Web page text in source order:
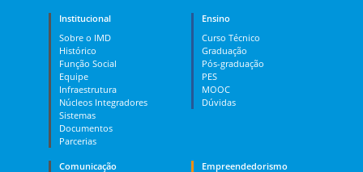
Institucional
Sobre o IMD
Histórico
Função Social
Equipe
Infraestrutura
Núcleos Integradores
Sistemas
Documentos
Parcerias
Ensino
Curso Técnico
Graduação
Pós-graduação
PES
MOOC
Dúvidas
Comunicação
Empreendedorismo